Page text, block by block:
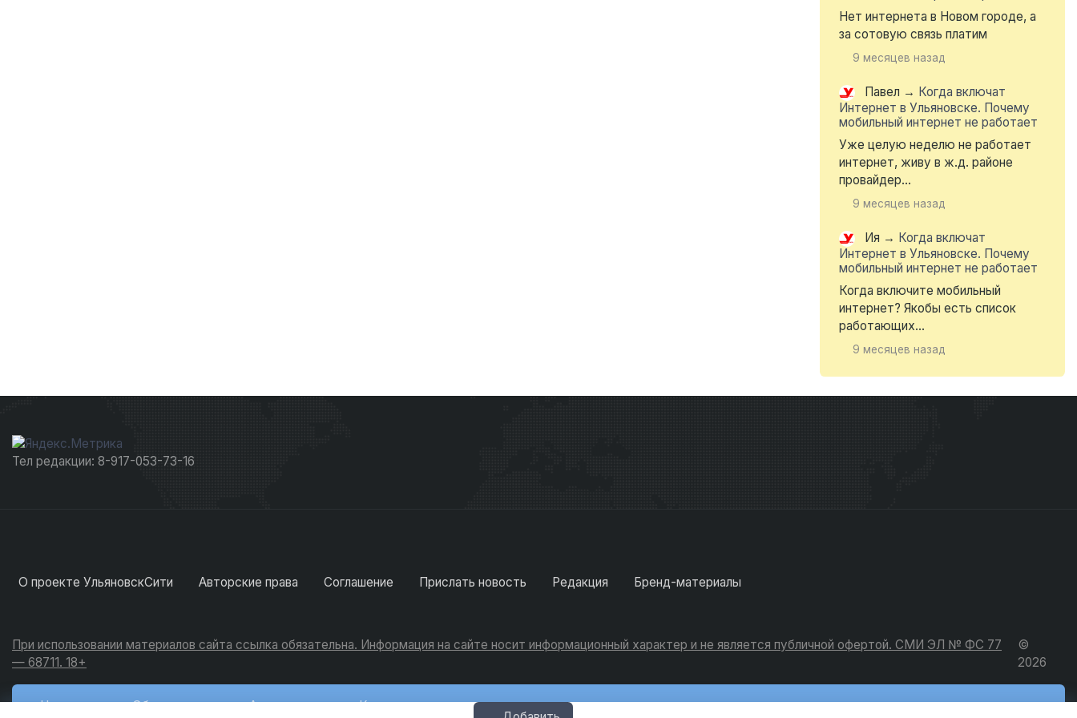
Нет интернета в Новом городе, а
за сотовую связь платим
9 месяцев назад
Павел → Когда включат
Интернет в Ульяновске. Почему
мобильный интернет не работает
Уже целую неделю не работает
интернет, живу в ж.д. районе
провайдер...
9 месяцев назад
Ия → Когда включат
Интернет в Ульяновске. Почему
мобильный интернет не работает
Когда включите мобильный
интернет? Якобы есть список
работающих...
9 месяцев назад
Тел редакции: 8-917-053-73-16
О проекте УльяновскСити Авторские права Соглашение Прислать новость Редакция Бренд-материалы
При использовании материалов сайта ссылка обязательна. Информация на сайте носит информационный характер и не является публичной офертой. СМИ ЭЛ № ФС 77
— 68711. 18+
©
2026
Новости Обсуждения Активность Консультации